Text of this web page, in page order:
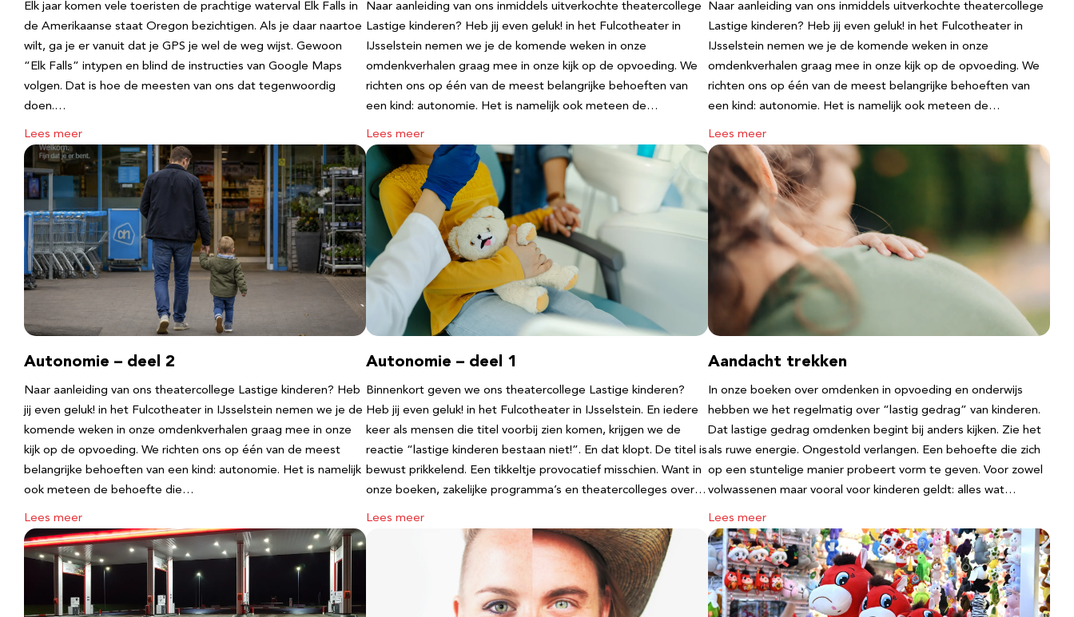
Elk jaar komen vele toeristen de prachtige waterval Elk Falls in
de Amerikaanse staat Oregon bezichtigen. Als je daar naartoe
wilt, ga je er vanuit dat je GPS je wel de weg wijst. Gewoon
“Elk Falls” intypen en blind de instructies van Google Maps
volgen. Dat is hoe de meesten van ons dat tegenwoordig
doen.…
Lees meer
Naar aanleiding van ons inmiddels uitverkochte theatercollege
Lastige kinderen? Heb jij even geluk! in het Fulcotheater in
IJsselstein nemen we je de komende weken in onze
omdenkverhalen graag mee in onze kijk op de opvoeding. We
richten ons op één van de meest belangrijke behoeften van
een kind: autonomie. Het is namelijk ook meteen de…
Lees meer
Naar aanleiding van ons inmiddels uitverkochte theatercollege
Lastige kinderen? Heb jij even geluk! in het Fulcotheater in
IJsselstein nemen we je de komende weken in onze
omdenkverhalen graag mee in onze kijk op de opvoeding. We
richten ons op één van de meest belangrijke behoeften van
een kind: autonomie. Het is namelijk ook meteen de…
Lees meer
Autonomie – deel 2
Naar aanleiding van ons theatercollege Lastige kinderen? Heb
jij even geluk! in het Fulcotheater in IJsselstein nemen we je de
komende weken in onze omdenkverhalen graag mee in onze
kijk op de opvoeding. We richten ons op één van de meest
belangrijke behoeften van een kind: autonomie. Het is namelijk
ook meteen de behoefte die…
Lees meer
Autonomie – deel 1
Binnenkort geven we ons theatercollege Lastige kinderen?
Heb jij even geluk! in het Fulcotheater in IJsselstein. En iedere
keer als mensen die titel voorbij zien komen, krijgen we de
reactie “lastige kinderen bestaan niet!”. En dat klopt. De titel is
bewust prikkelend. Een tikkeltje provocatief misschien. Want in
onze boeken, zakelijke programma’s en theatercolleges over…
Lees meer
Aandacht trekken
In onze boeken over omdenken in opvoeding en onderwijs
hebben we het regelmatig over “lastig gedrag” van kinderen.
Dat lastige gedrag omdenken begint bij anders kijken. Zie het
als ruwe energie. Ongestold verlangen. Een behoefte die zich
op een stuntelige manier probeert vorm te geven. Voor zowel
volwassenen maar vooral voor kinderen geldt: alles wat…
Lees meer